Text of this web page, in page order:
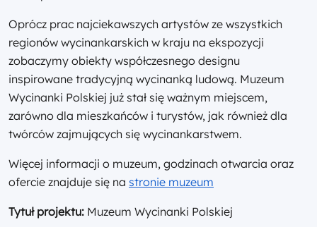
Oprócz prac najciekawszych artystów ze wszystkich
regionów wycinankarskich w kraju na ekspozycji
zobaczymy obiekty współczesnego designu
inspirowane tradycyjną wycinanką ludową. Muzeum
Wycinanki Polskiej już stał się ważnym miejscem,
zarówno dla mieszkańców i turystów, jak również dla
twórców zajmujących się wycinankarstwem.
Więcej informacji o muzeum, godzinach otwarcia oraz
ofercie znajduje się na stronie muzeum
Tytuł projektu: Muzeum Wycinanki Polskiej